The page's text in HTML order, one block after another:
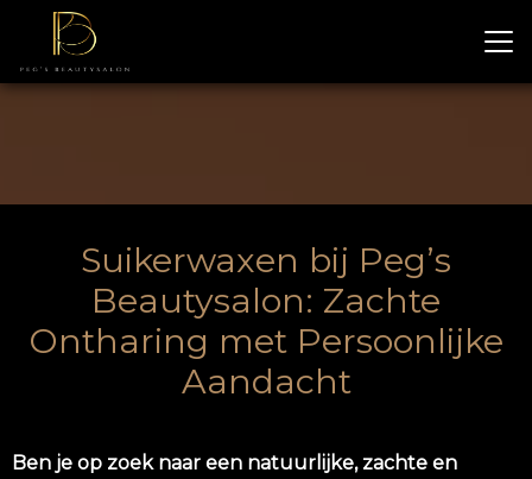
Suikerwaxen bij Peg’s
Beautysalon: Zachte
Ontharing met Persoonlijke
Aandacht
Ben je op zoek naar een natuurlijke, zachte en